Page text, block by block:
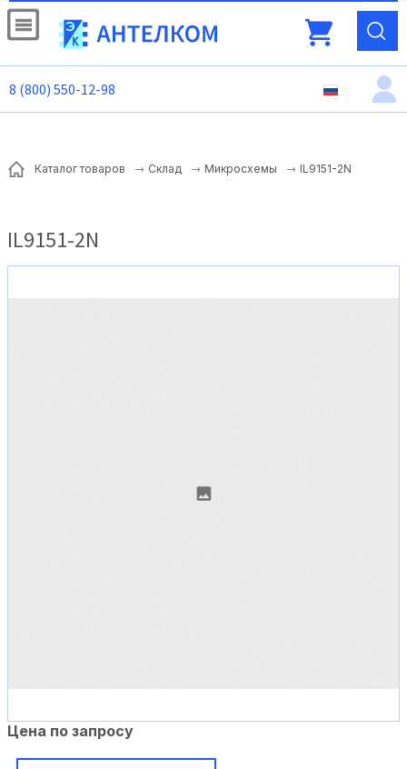
8 (800) 550-12-98
Каталог товаров Склад Микросхемы IL9151-2N
IL9151-2N
Цена по запросу